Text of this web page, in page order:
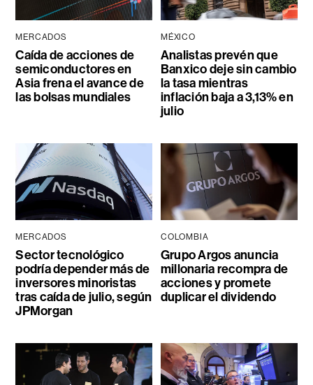
MERCADOS
Caída de acciones de
semiconductores en
Asia frena el avance de
las bolsas mundiales
MÉXICO
Analistas prevén que
Banxico deje sin cambio
la tasa mientras
inflación baja a 3,13% en
julio
MERCADOS
Sector tecnológico
podría depender más de
inversores minoristas
tras caída de julio, según
JPMorgan
COLOMBIA
Grupo Argos anuncia
millonaria recompra de
acciones y promete
duplicar el dividendo